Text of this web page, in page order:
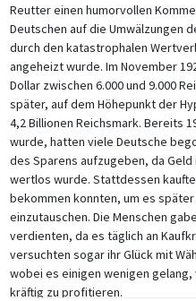
Reutter einen humorvollen
Deutschen auf die Umwälzungen
durch den katastrophalen
angeheizt wurde. Im November
Dollar zwischen 6.000 und 9.000
später, auf dem Höhepunkt der
4,2 Billionen Reichsmark. Bereits
wurde, hatten viele Deutsche
des Sparens aufzugeben, da
wertlos wurde. Stattdessen
bekommen konnten, um es
einzutauschen. Die Menschen
verdienten, da es täglich an
versuchten sogar ihr Glück mit
wobei es einigen wenigen
kräftig zu profitieren.